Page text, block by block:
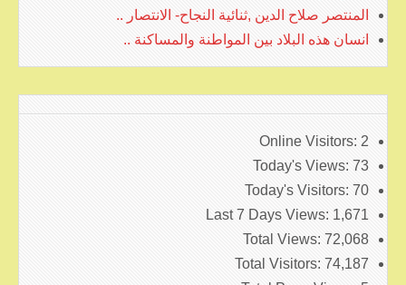
المنتصر صلاح الدين ,ثنائية النجاح- الانتصار ..
انسان هذه البلاد بين المواطنة والمساكنة ..
Online Visitors: 2
Today's Views: 73
Today's Visitors: 70
Last 7 Days Views: 1,671
Total Views: 72,068
Total Visitors: 74,187